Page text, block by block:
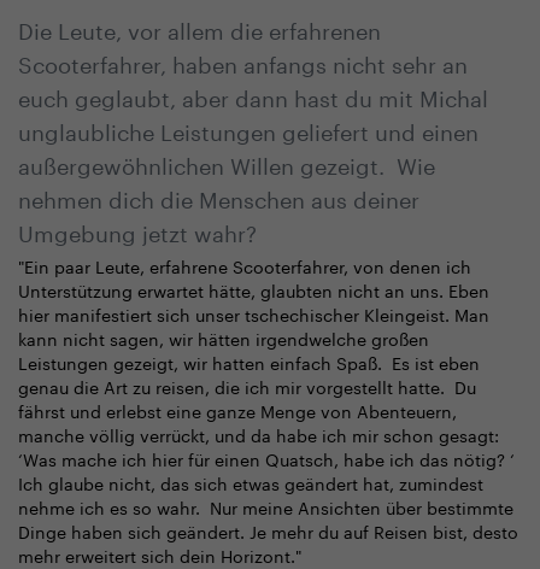
Die Leute, vor allem die erfahrenen
Scooterfahrer, haben anfangs nicht sehr an
euch geglaubt, aber dann hast du mit Michal
unglaubliche Leistungen geliefert und einen
außergewöhnlichen Willen gezeigt. Wie
nehmen dich die Menschen aus deiner
Umgebung jetzt wahr?
"Ein paar Leute, erfahrene Scooterfahrer, von denen ich
Unterstützung erwartet hätte, glaubten nicht an uns. Eben
hier manifestiert sich unser tschechischer Kleingeist. Man
kann nicht sagen, wir hätten irgendwelche großen
Leistungen gezeigt, wir hatten einfach Spaß. Es ist eben
genau die Art zu reisen, die ich mir vorgestellt hatte. Du
fährst und erlebst eine ganze Menge von Abenteuern,
manche völlig verrückt, und da habe ich mir schon gesagt:
‘Was mache ich hier für einen Quatsch, habe ich das nötig? ‘
Ich glaube nicht, das sich etwas geändert hat, zumindest
nehme ich es so wahr. Nur meine Ansichten über bestimmte
Dinge haben sich geändert. Je mehr du auf Reisen bist, desto
mehr erweitert sich dein Horizont."